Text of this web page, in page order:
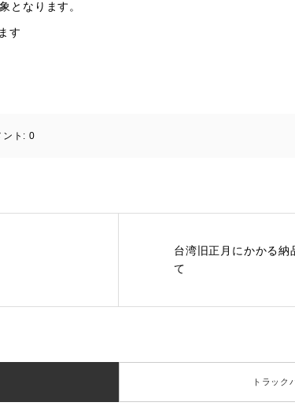
となります。
す
ント:0
台湾旧正月にかかる納
て
トラック